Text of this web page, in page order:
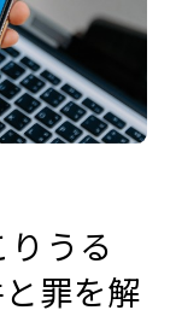
うる
罪を解